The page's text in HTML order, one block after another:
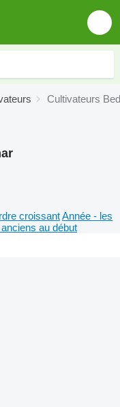
Cultivateurs
croissantAnnée - les
au début